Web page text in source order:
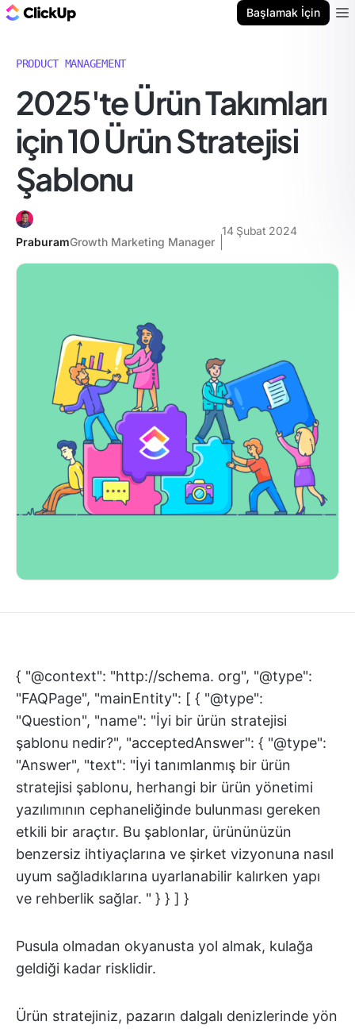
Başlamak İçin
PRODUCT MANAGEMENT
2025'te Ürün Takımları
için 10 Ürün Stratejisi
Şablonu
PraburamGrowth Marketing Manager
14 Şubat 2024
{ "@context": "http://schema. org", "@type":
"FAQPage", "mainEntity": [ { "@type":
"Question", "name": "İyi bir ürün stratejisi
şablonu nedir?", "acceptedAnswer": { "@type":
"Answer", "text": "İyi tanımlanmış bir ürün
stratejisi şablonu, herhangi bir ürün yönetimi
yazılımının cephaneliğinde bulunması gereken
etkili bir araçtır. Bu şablonlar, ürününüzün
benzersiz ihtiyaçlarına ve şirket vizyonuna nasıl
uyum sağladıklarına uyarlanabilir kalırken yapı
ve rehberlik sağlar. " } } ] }
Pusula olmadan okyanusta yol almak, kulağa
geldiği kadar risklidir.
Ürün stratejiniz, pazarın dalgalı denizlerinde yön